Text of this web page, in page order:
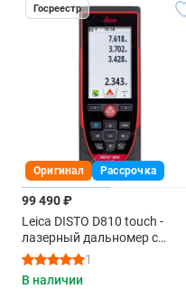
Госреестр
Оригинал Рассрочка
99 490 ₽
Leica DISTO D810 touch -
лазерный дальномер с
красным лучом
1
В наличии